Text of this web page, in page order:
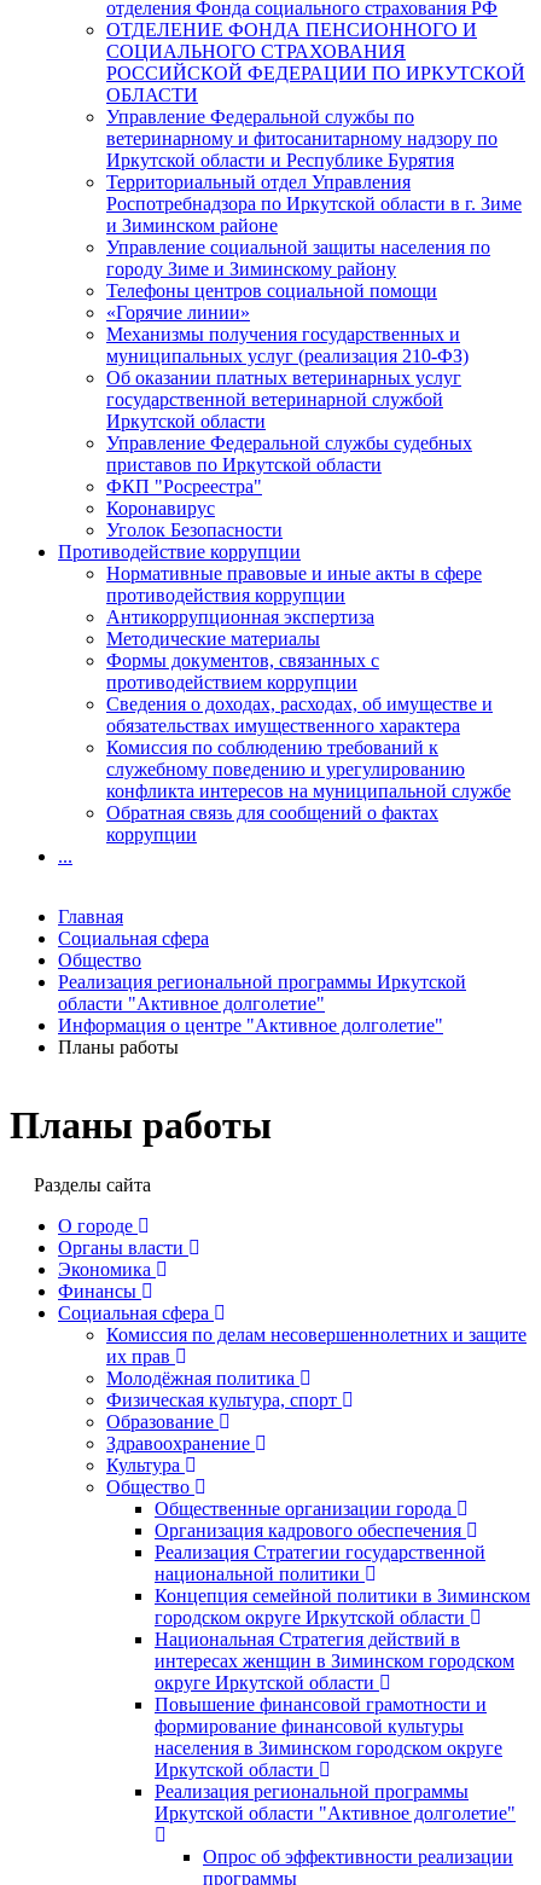
Планы работы
Разделы сайта
О городе
Органы власти
Экономика
Финансы
Социальная сфера
Комиссия по делам несовершеннолетних и защите
их прав
Молодёжная политика
Физическая культура, спорт
Образование
Здравоохранение
Культура
Общество
Общественные организации города
Организация кадрового обеспечения
Реализация Стратегии государственной
национальной политики
Концепция семейной политики в Зиминском
городском округе Иркутской области
Национальная Стратегия действий в
интересах женщин в Зиминском городском
округе Иркутской области
Повышение финансовой грамотности и
формирование финансовой культуры
населения в Зиминском городском округе
Иркутской области
Реализация региональной программы
Иркутской области "Активное долголетие"
Опрос об эффективности реализации
программы
отделения Фонда социального страхования РФ
ОТДЕЛЕНИЕ ФОНДА ПЕНСИОННОГО И
СОЦИАЛЬНОГО СТРАХОВАНИЯ
РОССИЙСКОЙ ФЕДЕРАЦИИ ПО ИРКУТСКОЙ
ОБЛАСТИ
Управление Федеральной службы по
ветеринарному и фитосанитарному надзору по
Иркутской области и Республике Бурятия
Территориальный отдел Управления
Роспотребнадзора по Иркутской области в г. Зиме
и Зиминском районе
Управление социальной защиты населения по
городу Зиме и Зиминскому району
Телефоны центров социальной помощи
«Горячие линии»
Механизмы получения государственных и
муниципальных услуг (реализация 210-ФЗ)
Об оказании платных ветеринарных услуг
государственной ветеринарной службой
Иркутской области
Управление Федеральной службы судебных
приставов по Иркутской области
ФКП "Росреестра"
Коронавирус
Уголок Безопасности
Противодействие коррупции
Нормативные правовые и иные акты в сфере
противодействия коррупции
Антикоррупционная экспертиза
Методические материалы
Формы документов, связанных с
противодействием коррупции
Сведения о доходах, расходах, об имуществе и
обязательствах имущественного характера
Комиссия по соблюдению требований к
служебному поведению и урегулированию
конфликта интересов на муниципальной службе
Обратная связь для сообщений о фактах
коррупции
...
Главная
Социальная сфера
Общество
Реализация региональной программы Иркутской
области "Активное долголетие"
Информация о центре "Активное долголетие"
Планы работы